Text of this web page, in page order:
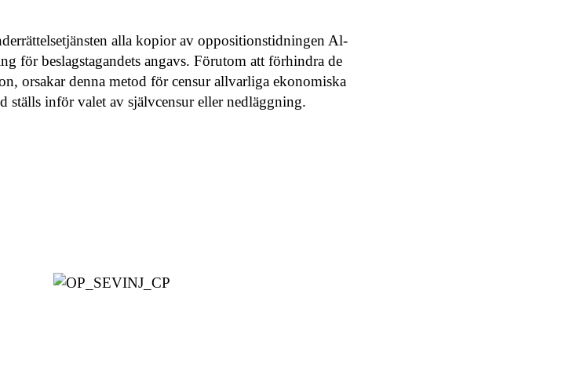
alla kopior av oppositionstidningen Al-
för beslagstagandets angavs. Förutom att förhindra de
orsakar denna metod för censur allvarliga ekonomiska
ställs inför valet av självcensur eller nedläggning.